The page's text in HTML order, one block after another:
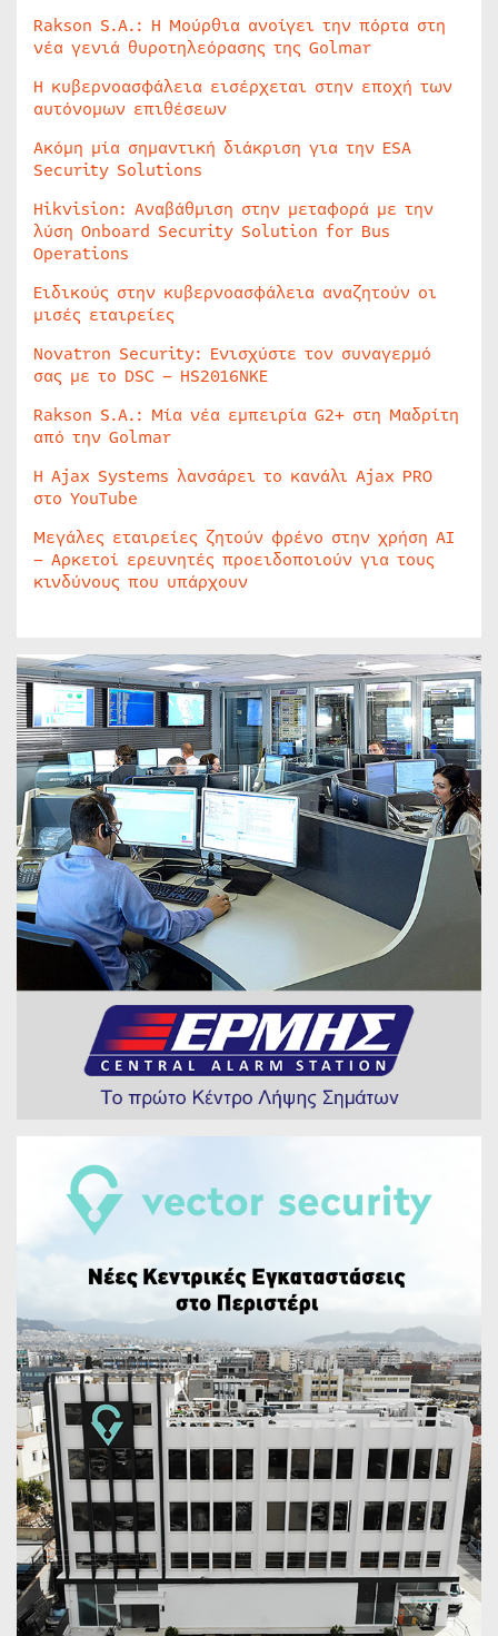
Rakson S.A.: Η Μούρθια ανοίγει την πόρτα στη
νέα γενιά θυροτηλεόρασης της Golmar
Η κυβερνοασφάλεια εισέρχεται στην εποχή των
αυτόνομων επιθέσεων
Ακόμη μία σημαντική διάκριση για την ESA
Security Solutions
Hikvision: Αναβάθμιση στην μεταφορά με την
λύση Onboard Security Solution for Bus
Operations
Ειδικούς στην κυβερνοασφάλεια αναζητούν οι
μισές εταιρείες
Novatron Security: Ενισχύστε τον συναγερμό
σας με το DSC – HS2016NKE
Rakson S.A.: Μία νέα εμπειρία G2+ στη Μαδρίτη
από την Golmar
Η Ajax Systems λανσάρει το κανάλι Ajax PRO
στο YouTube
Μεγάλες εταιρείες ζητούν φρένο στην χρήση AI
– Αρκετοί ερευνητές προειδοποιούν για τους
κινδύνους που υπάρχουν